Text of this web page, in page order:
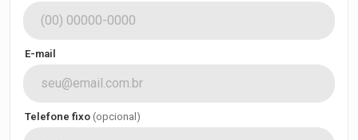
E-mail
Telefone fixo (opcional)